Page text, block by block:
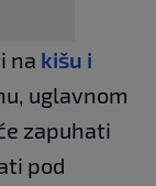
na kišu i
uglavnom
zapuhati
pod